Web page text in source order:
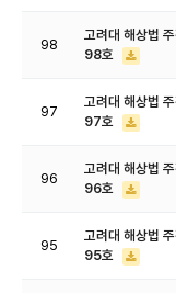
98
고려대 해상법
98호
97
고려대 해상법
97호
96
고려대 해상법
96호
95
고려대 해상법
95호